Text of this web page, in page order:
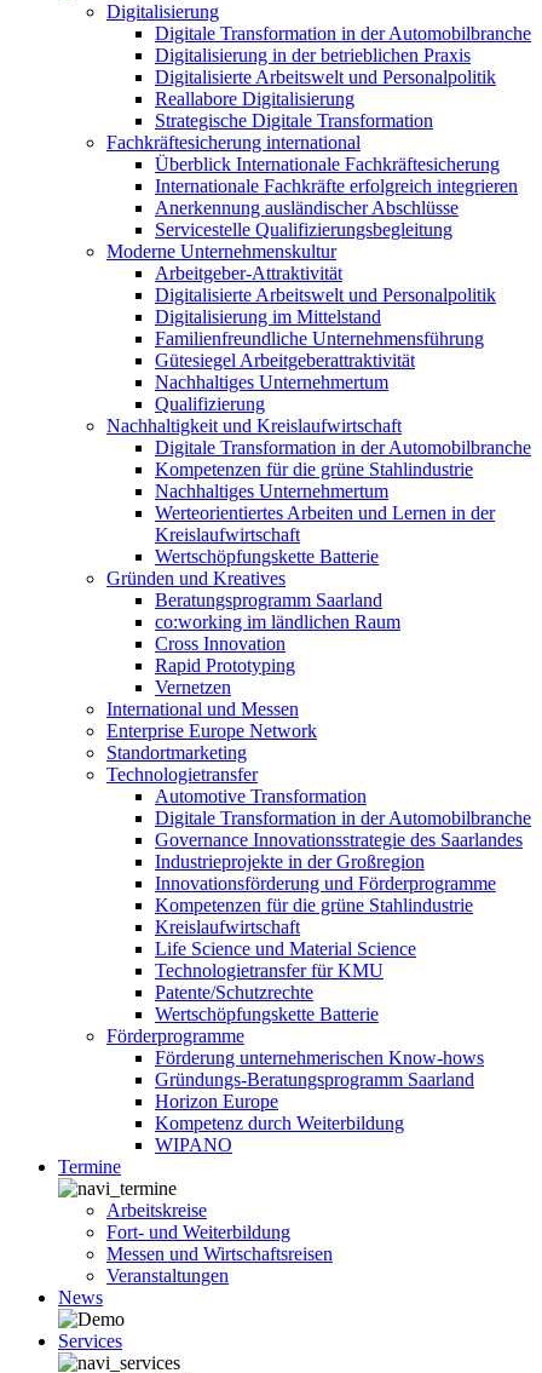
Digitalisierung
Digitale Transformation in der Automobilbranche
Digitalisierung in der betrieblichen Praxis
Digitalisierte Arbeitswelt und Personalpolitik
Reallabore Digitalisierung
Strategische Digitale Transformation
Fachkräftesicherung international
Überblick Internationale Fachkräftesicherung
Internationale Fachkräfte erfolgreich integrieren
Anerkennung ausländischer Abschlüsse
Servicestelle Qualifizierungsbegleitung
Moderne Unternehmenskultur
Arbeitgeber-Attraktivität
Digitalisierte Arbeitswelt und Personalpolitik
Digitalisierung im Mittelstand
Familienfreundliche Unternehmensführung
Gütesiegel Arbeitgeberattraktivität
Nachhaltiges Unternehmertum
Qualifizierung
Nachhaltigkeit und Kreislaufwirtschaft
Digitale Transformation in der Automobilbranche
Kompetenzen für die grüne Stahlindustrie
Nachhaltiges Unternehmertum
Werteorientiertes Arbeiten und Lernen in der
Kreislaufwirtschaft
Wertschöpfungskette Batterie
Gründen und Kreatives
Beratungsprogramm Saarland
co:working im ländlichen Raum
Cross Innovation
Rapid Prototyping
Vernetzen
International und Messen
Enterprise Europe Network
Standortmarketing
Technologietransfer
Automotive Transformation
Digitale Transformation in der Automobilbranche
Governance Innovationsstrategie des Saarlandes
Industrieprojekte in der Großregion
Innovationsförderung und Förderprogramme
Kompetenzen für die grüne Stahlindustrie
Kreislaufwirtschaft
Life Science und Material Science
Technologietransfer für KMU
Patente/Schutzrechte
Wertschöpfungskette Batterie
Förderprogramme
Förderung unternehmerischen Know-hows
Gründungs-Beratungsprogramm Saarland
Horizon Europe
Kompetenz durch Weiterbildung
WIPANO
Termine
Arbeitskreise
Fort- und Weiterbildung
Messen und Wirtschaftsreisen
Veranstaltungen
News
Services